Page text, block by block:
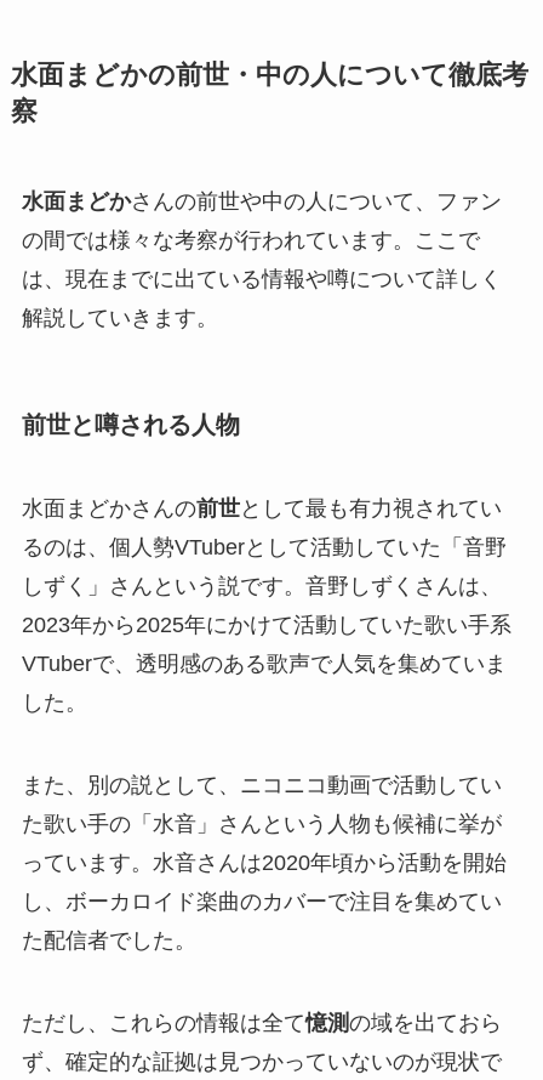
水面まどかの前世・中の人について徹底考
察
水面まどかさんの前世や中の人について、ファン
の間では様々な考察が行われています。ここで
は、現在までに出ている情報や噂について詳しく
解説していきます。
前世と噂される人物
水面まどかさんの前世として最も有力視されてい
るのは、個人勢VTuberとして活動していた「音野
しずく」さんという説です。音野しずくさんは、
2023年から2025年にかけて活動していた歌い手系
VTuberで、透明感のある歌声で人気を集めていま
した。
また、別の説として、ニコニコ動画で活動してい
た歌い手の「水音」さんという人物も候補に挙が
っています。水音さんは2020年頃から活動を開始
し、ボーカロイド楽曲のカバーで注目を集めてい
た配信者でした。
ただし、これらの情報は全て憶測の域を出ておら
ず、確定的な証拠は見つかっていないのが現状で